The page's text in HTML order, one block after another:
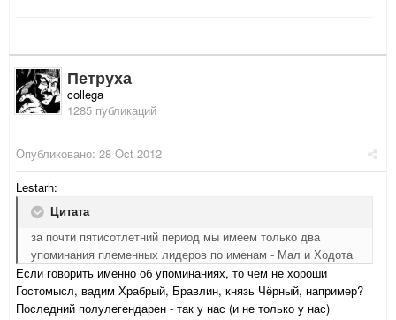
Петруха
collega
1285 публикаций
Опубликовано: 28 Oct 2012
Lestarh:
Цитата
за почти пятисотлетний период мы имеем только два
упоминания племенных лидеров по именам - Мал и Ходота
Если говорить именно об упоминаниях, то чем не хороши
Гостомысл, вадим Храбрый, Бравлин, князь Чёрный, например?
Последний полулегендарен - так у нас (и не только у нас)